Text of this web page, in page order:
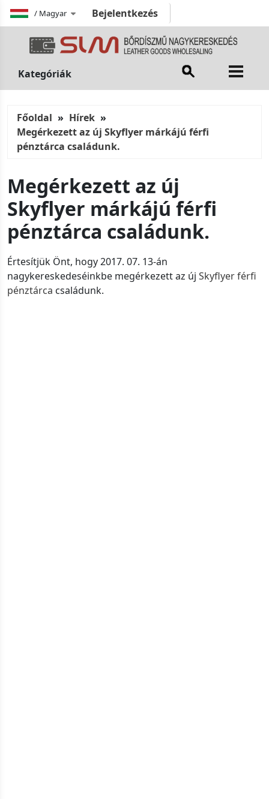
/ Magyar Bejelentkezés
Kategóriák
Főoldal
Hírek
Megérkezett az új Skyflyer márkájú férfi
pénztárca családunk.
Megérkezett az új
Skyflyer márkájú férfi
pénztárca családunk.
Értesítjük Önt, hogy 2017. 07. 13-án
nagykereskedeséinkbe megérkezett az új Skyflyer férfi
pénztárca családunk.